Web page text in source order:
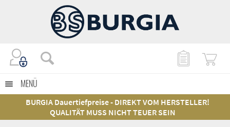
MENÜ
BURGIA Dauertiefpreise - DIREKT VOM HERSTELLER!
QUALITÄT MUSS NICHT TEUER SEIN